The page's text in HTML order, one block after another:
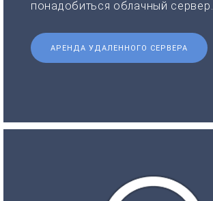
понадобиться облачный сервер.
АРЕНДА УДАЛЕННОГО СЕРВЕРА